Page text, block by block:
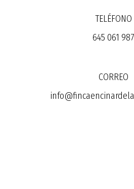
TELÉFONO
645 061 987
CORREO